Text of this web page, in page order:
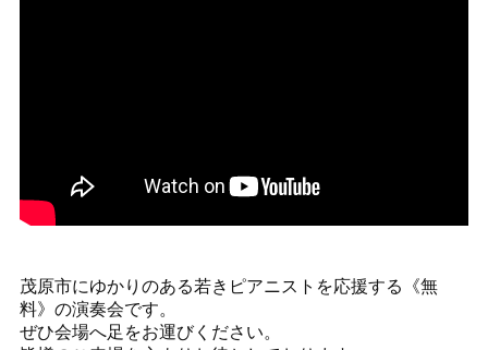
茂原市にゆかりのある若きピアニストを応援する《無
料》の演奏会です。
ぜひ会場へ足をお運びください。